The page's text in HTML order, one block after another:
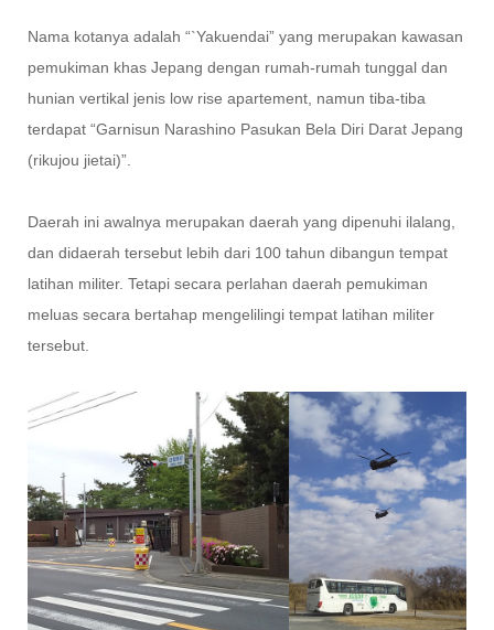
Nama kotanya adalah “`Yakuendai” yang merupakan kawasan
pemukiman khas Jepang dengan rumah-rumah tunggal dan
hunian vertikal jenis low rise apartement, namun tiba-tiba
terdapat “Garnisun Narashino Pasukan Bela Diri Darat Jepang
(rikujou jietai)”.
Daerah ini awalnya merupakan daerah yang dipenuhi ilalang,
dan didaerah tersebut lebih dari 100 tahun dibangun tempat
latihan militer. Tetapi secara perlahan daerah pemukiman
meluas secara bertahap mengelilingi tempat latihan militer
tersebut.